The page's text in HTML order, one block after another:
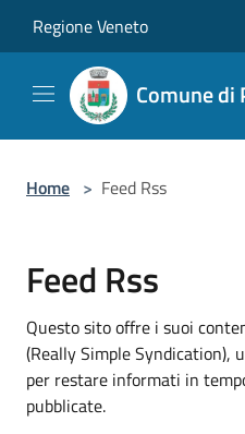
Regione Veneto
Comune di
Home > Feed Rss
Feed Rss
Questo sito offre i suoi
(Really Simple Syndication),
per restare informati in
pubblicate.